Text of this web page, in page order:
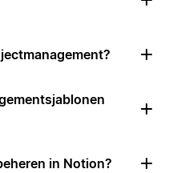
in Notion?